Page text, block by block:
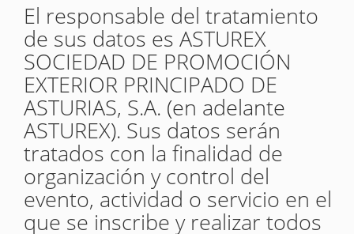
El responsable del tratamiento
de sus datos es ASTUREX
SOCIEDAD DE PROMOCIÓN
EXTERIOR PRINCIPADO DE
ASTURIAS, S.A. (en adelante
ASTUREX). Sus datos serán
tratados con la finalidad de
organización y control del
evento, actividad o servicio en el
que se inscribe y realizar todos